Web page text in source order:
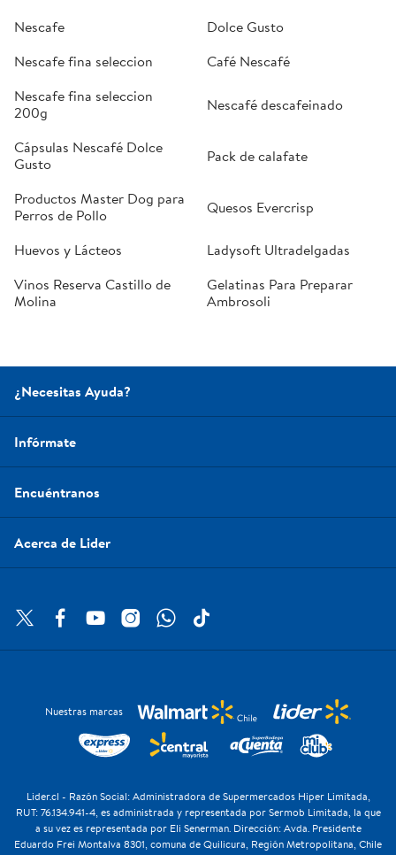
Nescafe
Dolce Gusto
Nescafe fina seleccion
Café Nescafé
Nescafe fina seleccion
200g
Nescafé descafeinado
Cápsulas Nescafé Dolce
Gusto
Pack de calafate
Productos Master Dog para
Perros de Pollo
Quesos Evercrisp
Huevos y Lácteos
Ladysoft Ultradelgadas
Vinos Reserva Castillo de
Molina
Gelatinas Para Preparar
Ambrosoli
¿Necesitas Ayuda?
Infórmate
Encuéntranos
Acerca de Lider
Nuestras marcas
Lider.cl - Razón Social: Administradora de Supermercados Hiper Limitada,
RUT: 76.134.941-4, es administrada y representada por Sermob Limitada, la que
a su vez es representada por Eli Senerman. Dirección: Avda. Presidente
Eduardo Frei Montalva 8301, comuna de Quilicura, Región Metropolitana, Chile